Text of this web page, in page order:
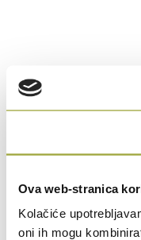
Ova web-stranica
Kolačiće
oni ih mogu